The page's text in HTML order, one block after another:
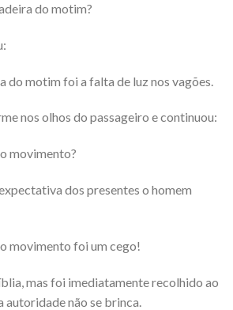
do motim?
do motim foi a falta de luz nos vagões.
nos olhos do passageiro e continuou:
movimento?
dos presentes o homem
movimento foi um cego!
mas foi imediatamente recolhido ao
autoridade não se brinca.